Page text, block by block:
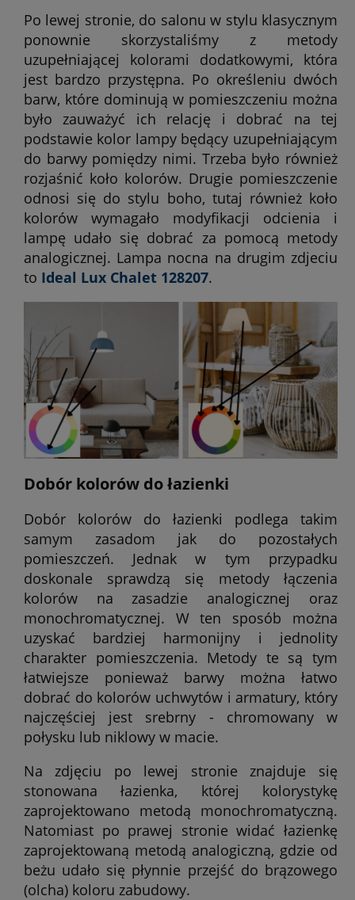
Po lewej stronie, do salonu w stylu klasycznym
ponownie skorzystaliśmy z metody
uzupełniającej kolorami dodatkowymi, która
jest bardzo przystępna. Po określeniu dwóch
barw, które dominują w pomieszczeniu można
było zauważyć ich relację i dobrać na tej
podstawie kolor lampy będący uzupełniającym
do barwy pomiędzy nimi. Trzeba było również
rozjaśnić koło kolorów. Drugie pomieszczenie
odnosi się do stylu boho, tutaj również koło
kolorów wymagało modyfikacji odcienia i
lampę udało się dobrać za pomocą metody
analogicznej. Lampa nocna na drugim zdjeciu
to Ideal Lux Chalet 128207.
Dobór kolorów do łazienki
Dobór kolorów do łazienki podlega takim
samym zasadom jak do pozostałych
pomieszczeń. Jednak w tym przypadku
doskonale sprawdzą się metody łączenia
kolorów na zasadzie analogicznej oraz
monochromatycznej. W ten sposób można
uzyskać bardziej harmonijny i jednolity
charakter pomieszczenia. Metody te są tym
łatwiejsze ponieważ barwy można łatwo
dobrać do kolorów uchwytów i armatury, który
najczęściej jest srebrny - chromowany w
połysku lub niklowy w macie.
Na zdjęciu po lewej stronie znajduje się
stonowana łazienka, której kolorystykę
zaprojektowano metodą monochromatyczną.
Natomiast po prawej stronie widać łazienkę
zaprojektowaną metodą analogiczną, gdzie od
beżu udało się płynnie przejść do brązowego
(olcha) koloru zabudowy.